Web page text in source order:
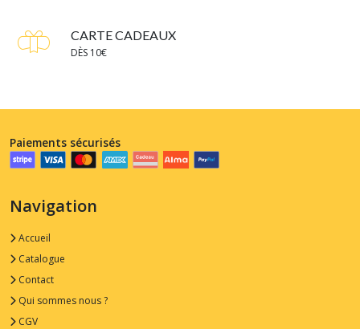
CARTE CADEAUX
DÈS 10€
Paiements sécurisés
Navigation
Accueil
Catalogue
Contact
Qui sommes nous ?
CGV